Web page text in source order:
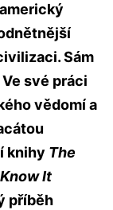
Sám
své práci
vědomí a
knihy The
It
příběh